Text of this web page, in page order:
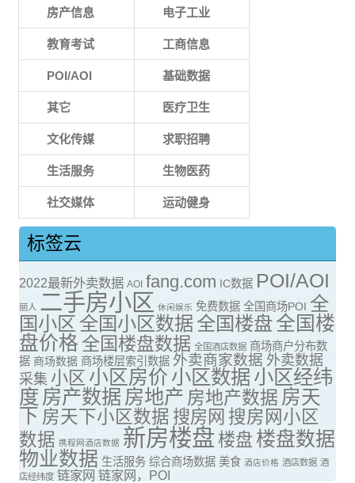
房产信息 电子工业
教育考试 工商信息
POI/AOI 基础数据
其它 医疗卫生
文化传媒 求职招聘
生活服务 生物医药
社交媒体 运动健身
标签云
2022最新外卖数据 AOI fang.com IC数据 POI/AOI
丽人 二手房小区 休闲娱乐 免费数据 全国商场POI 全
国小区 全国小区数据全国楼盘全国楼
盘价格 全国楼盘数据 全国酒店数据 商场商户分布数
据 商场数据 商场楼层索引数据 外卖商家数据 外卖数据
采集 小区 小区房价 小区数据小区经纬
度 房产数据 房地产 房地产数据 房天
下 房天下小区数据 搜房网 搜房网小区
数据 携程网酒店数据 新房楼盘 楼盘 楼盘数据
物业数据 生活服务 综合商场数据 美食 酒店价格 酒店数据 酒
店经纬度 链家网 链家网，POI